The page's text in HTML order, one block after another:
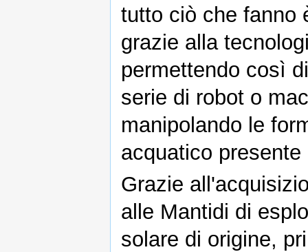
tutto ciò che fanno
grazie alla
permettendo così
serie di robot o
manipolando le
acquatico
Grazie
alle Mantidi di
solare di origine,